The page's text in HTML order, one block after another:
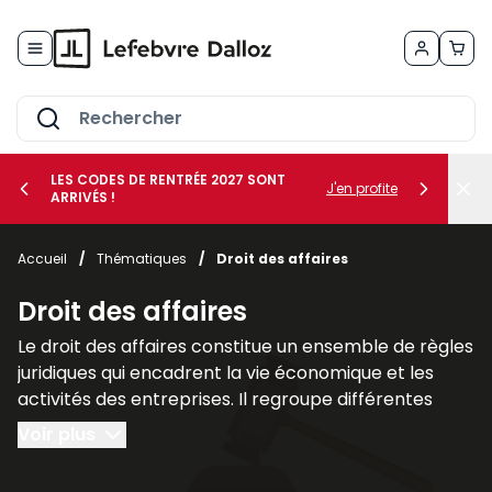
le sous-menu Vos métiers
le sous-menu Vos besoins
LES CODES DE RENTRÉE 2027 SONT
ARRIVÉS !
J'en profite
Accueil / Thématiques / Droit des affaires
Droit des affaires
Le droit des affaires constitue un ensemble de règles
juridiques qui encadrent la vie économique et les
activités des entreprises. Il regroupe différentes
branches du droit qui interviennent dans la création,
la gestion et la protection des sociétés ainsi que